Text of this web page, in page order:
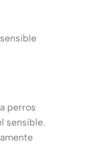
perros
sensible.